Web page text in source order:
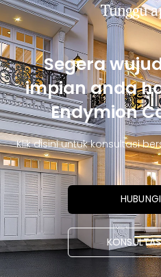
Tunggu
Segera
impian anda
Endymion
Klik disini untuk konsultasi